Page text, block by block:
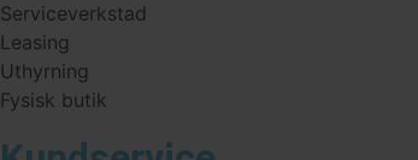
Serviceverkstad
Leasing
Uthyrning
Fysisk butik